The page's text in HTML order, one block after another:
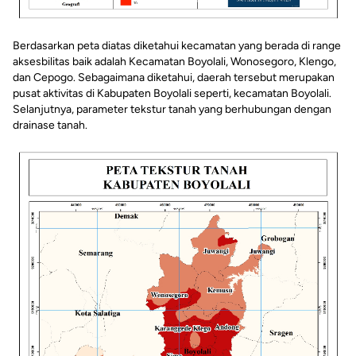
Berdasarkan peta diatas diketahui kecamatan yang berada di range
aksesbilitas baik adalah Kecamatan Boyolali, Wonosegoro, Klengo,
dan Cepogo. Sebagaimana diketahui, daerah tersebut merupakan
pusat aktivitas di Kabupaten Boyolali seperti, kecamatan Boyolali.
Selanjutnya, parameter tekstur tanah yang berhubungan dengan
drainase tanah.